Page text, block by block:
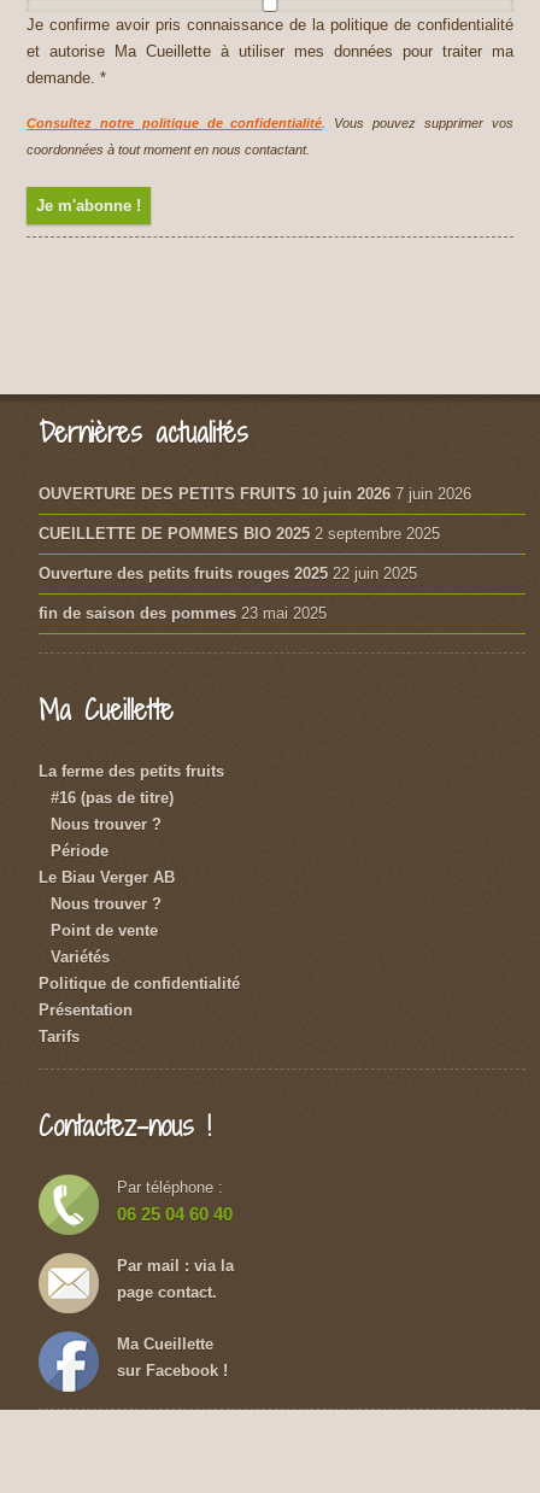
Je confirme avoir pris connaissance de la politique de confidentialité
et autorise Ma Cueillette à utiliser mes données pour traiter ma
demande. *
Consultez notre politique de confidentialité . Vous pouvez supprimer vos
coordonnées à tout moment en nous contactant.
Dernières actualités
OUVERTURE DES PETITS FRUITS 10 juin 2026 7 juin 2026
CUEILLETTE DE POMMES BIO 2025 2 septembre 2025
Ouverture des petits fruits rouges 2025 22 juin 2025
fin de saison des pommes 23 mai 2025
Ma Cueillette
La ferme des petits fruits
#16 (pas de titre)
Nous trouver ?
Période
Le Biau Verger AB
Nous trouver ?
Point de vente
Variétés
Politique de confidentialité
Présentation
Tarifs
Contactez-nous !
Par téléphone :
06 25 04 60 40
Par mail : via la
page contact.
Ma Cueillette
sur Facebook !